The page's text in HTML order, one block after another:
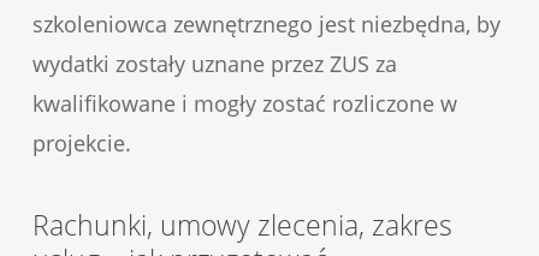
szkoleniowca zewnętrznego jest niezbędna, by
wydatki zostały uznane przez ZUS za
kwalifikowane i mogły zostać rozliczone w
projekcie.
Rachunki, umowy zlecenia, zakres